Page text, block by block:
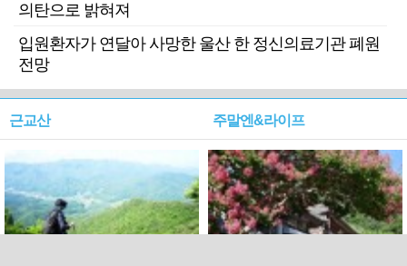
의탄으로 밝혀져
입원환자가 연달아 사망한 울산 한 정신의료기관 폐원
전망
근교산 주말엔&라이프